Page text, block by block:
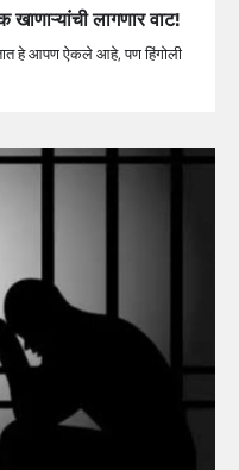
लागणार वाट!
हे आपण ऐकले आहे, पण हिंगोली